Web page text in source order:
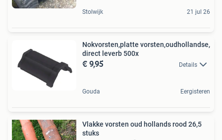
Stolwijk 21 jul 26
Nokvorsten,platte vorsten,oudhollandse,
direct leverb 500x
€ 9,95 Details
Gouda Eergisteren
Vlakke vorsten oud hollands rood 26,5
stuks